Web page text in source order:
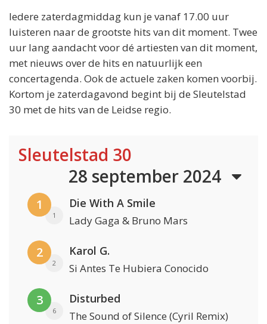
Iedere zaterdagmiddag kun je vanaf 17.00 uur
luisteren naar de grootste hits van dit moment. Twee
uur lang aandacht voor dé artiesten van dit moment,
met nieuws over de hits en natuurlijk een
concertagenda. Ook de actuele zaken komen voorbij.
Kortom je zaterdagavond begint bij de Sleutelstad
30 met de hits van de Leidse regio.
Sleutelstad 30
28 september 2024
1
1
Die With A Smile
Lady Gaga & Bruno Mars
2
2
Karol G.
Si Antes Te Hubiera Conocido
3
6
Disturbed
The Sound of Silence (Cyril Remix)